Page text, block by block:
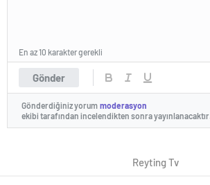
Gönder
En az 10 karakter gerekli
Gönderdiğiniz yorum moderasyon
ekibi tarafından incelendikten sonra yayınlanacaktır.
Reyting Tv